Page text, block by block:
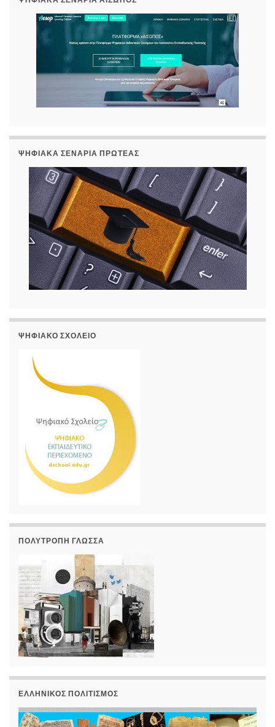
ΨΗΦΙΑΚΆ ΣΕΝΆΡΙΑ ΠΡΩΤΈΑΣ
ΨΗΦΙΑΚΌ ΣΧΟΛΕΊΟ
ΠΟΛΎΤΡΟΠΗ ΓΛΏΣΣΑ
ΕΛΛΗΝΙΚΌΣ ΠΟΛΙΤΙΣΜΌΣ